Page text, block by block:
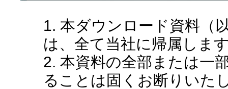
1. 本ダウンロード資料（
は、全て当社に帰属しま
2. 本資料の全部または一
ることは固くお断りいた